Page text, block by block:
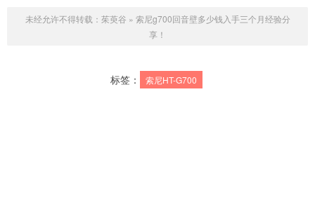
未经允许不得转载： 茱萸谷 » 索尼g700回音壁多少钱入手三个月经验分
享！
标签： 索尼HT-G700